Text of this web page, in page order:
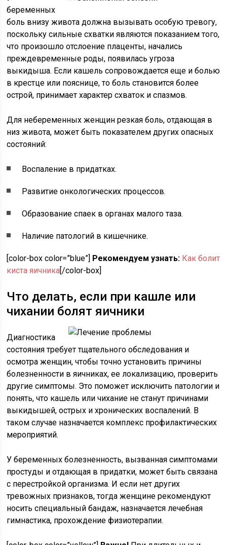
беременных
боль внизу живота должна вызывать особую тревогу,
поскольку сильные схватки являются показанием того,
что произошло отслоение плаценты, начались
преждевременные роды, появилась угроза
выкидыша. Если кашель сопровождается еще и болью
в крестце или пояснице, то боль становится более
острой, принимает характер схваток и спазмов.
Для небеременных женщин резкая боль, отдающая в
низ живота, может быть показателем других опасных
состояний:
Воспаление в придатках.
Развитие онкологических процессов.
Образование спаек в органах малого таза.
Наличие патологий в кишечнике.
[color-box color=”blue”] Рекомендуем узнать: Как болит
киста яичника [/color-box]
Что делать, если при кашле или
чихании болят яичники
Диагностика
состояния требует тщательного обследования и
осмотра женщин, чтобы точно установить причины
болезненности в яичниках, ее локализацию, проверить
другие симптомы. Это поможет исключить патологии и
понять, что кашель или чихание не станут причинами
выкидышей, острых и хронических воспалений. В
таком случае назначается комплекс профилактических
мероприятий.
У беременных болезненность, вызванная симптомами
простуды и отдающая в придатки, может быть связана
с перестройкой организма. И если нет других
тревожных признаков, тогда женщине рекомендуют
носить специальный бандаж, назначается лечебная
гимнастика, прохождение физиотерапии.